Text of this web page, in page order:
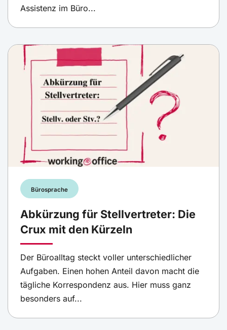
Assistenz im Büro...
Bürosprache
Abkürzung für Stellvertreter: Die
Crux mit den Kürzeln
Der Büroalltag steckt voller unterschiedlicher
Aufgaben. Einen hohen Anteil davon macht die
tägliche Korrespondenz aus. Hier muss ganz
besonders auf...